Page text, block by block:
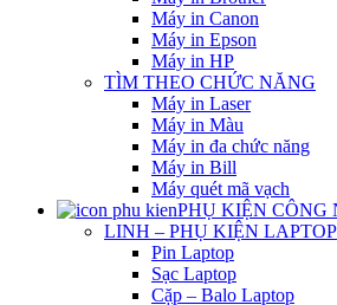
Máy in Canon
Máy in Epson
Máy in HP
TÌM THEO CHỨC NĂNG
Máy in Laser
Máy in Màu
Máy in đa chức năng
Máy in Bill
Máy quét mã vạch
PHỤ KIỆN CÔNG
LINH – PHỤ KIỆN LAPTOP
Pin Laptop
Sạc Laptop
Cặp – Balo Laptop